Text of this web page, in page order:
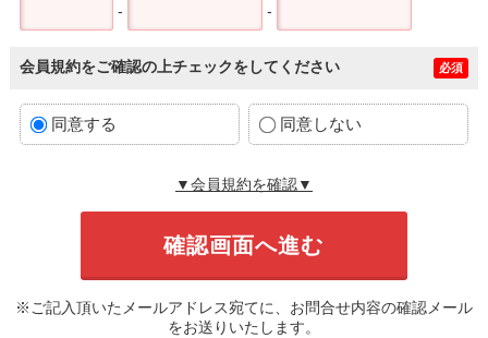
- -
会員規約をご確認の上チェックをしてください 必須
同意する 同意しない
▼会員規約を確認▼
※ご記入頂いたメールアドレス宛てに、お問合せ内容の確認メール
をお送りいたします。